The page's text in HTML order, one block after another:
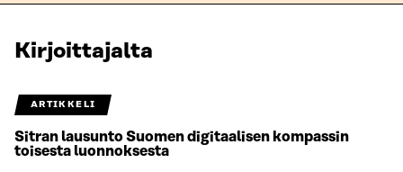
Kirjoittajalta
ARTIKKELI
Sitran lausunto Suomen digitaalisen kompassin
toisesta luonnoksesta